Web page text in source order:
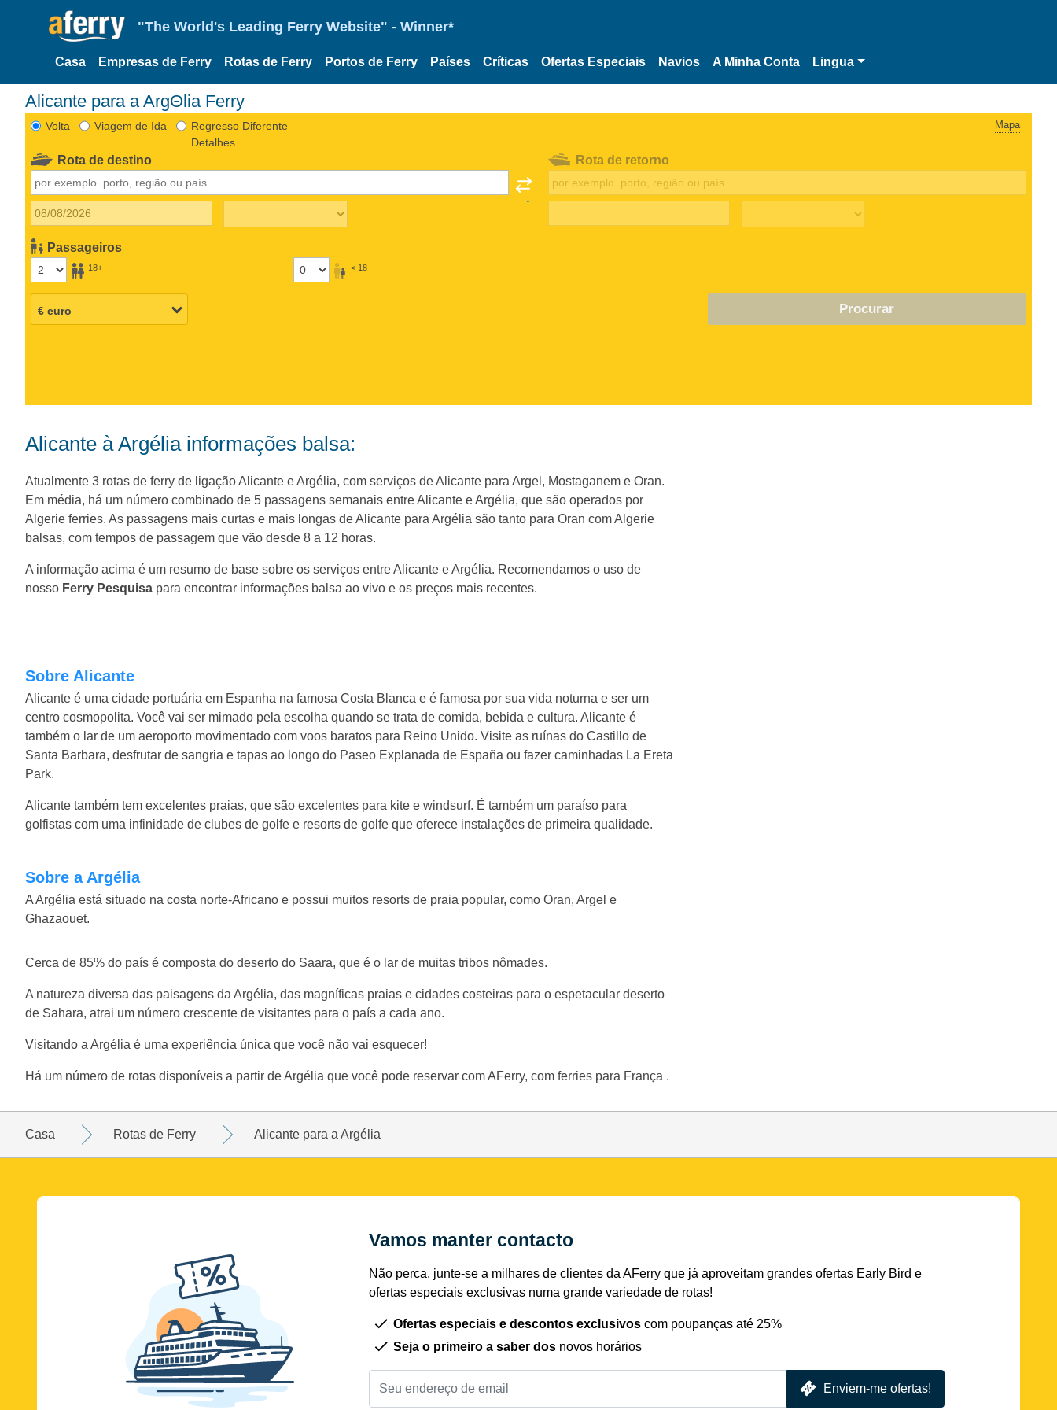
"The World's Leading Ferry Website" - Winner*
Casa Empresas de Ferry Rotas de Ferry Portos de Ferry Países Críticas Ofertas Especiais Navios A Minha Conta Lingua
Alicante para a ArgΘlia Ferry
Volta Viagem de Ida
Regresso Diferente
Detalhes
Mapa
Rota de destino
Passageiros
18+ < 18
Rota de retorno
Procurar
Alicante à Argélia informações balsa:
Atualmente 3 rotas de ferry de ligação Alicante e Argélia, com serviços de Alicante para Argel, Mostaganem e Oran.
Em média, há um número combinado de 5 passagens semanais entre Alicante e Argélia, que são operados por
Algerie ferries. As passagens mais curtas e mais longas de Alicante para Argélia são tanto para Oran com Algerie
balsas, com tempos de passagem que vão desde 8 a 12 horas.
A informação acima é um resumo de base sobre os serviços entre Alicante e Argélia. Recomendamos o uso de
nosso Ferry Pesquisa para encontrar informações balsa ao vivo e os preços mais recentes.
Sobre Alicante
Alicante é uma cidade portuária em Espanha na famosa Costa Blanca e é famosa por sua vida noturna e ser um
centro cosmopolita. Você vai ser mimado pela escolha quando se trata de comida, bebida e cultura. Alicante é
também o lar de um aeroporto movimentado com voos baratos para Reino Unido. Visite as ruínas do Castillo de
Santa Barbara, desfrutar de sangria e tapas ao longo do Paseo Explanada de España ou fazer caminhadas La Ereta
Park.
Alicante também tem excelentes praias, que são excelentes para kite e windsurf. É também um paraíso para
golfistas com uma infinidade de clubes de golfe e resorts de golfe que oferece instalações de primeira qualidade.
Sobre a Argélia
A Argélia está situado na costa norte-Africano e possui muitos resorts de praia popular, como Oran, Argel e
Ghazaouet.
Cerca de 85% do país é composta do deserto do Saara, que é o lar de muitas tribos nômades.
A natureza diversa das paisagens da Argélia, das magníficas praias e cidades costeiras para o espetacular deserto
de Sahara, atrai um número crescente de visitantes para o país a cada ano.
Visitando a Argélia é uma experiência única que você não vai esquecer!
Há um número de rotas disponíveis a partir de Argélia que você pode reservar com AFerry, com ferries para França .
Casa Rotas de Ferry Alicante para a Argélia
Vamos manter contacto
Não perca, junte-se a milhares de clientes da AFerry que já aproveitam grandes ofertas Early Bird e
ofertas especiais exclusivas numa grande variedade de rotas!
Ofertas especiais e descontos exclusivos com poupanças até 25%
Seja o primeiro a saber dos novos horários
Enviem-me ofertas!